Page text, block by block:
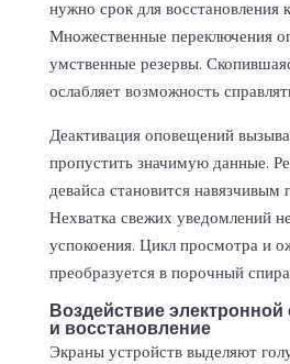
нужно срок для восстановления
Множественные переключения
умственные резервы.
ослабляет возможность
Деактивация оповещений
пропустить значимую данные.
девайса становится навязчивым
Нехватка свежих уведомлений
успокоения. Цикл просмотра и
преобразуется в порочный
Воздействие
и восстановление
Экраны устройств выделяют